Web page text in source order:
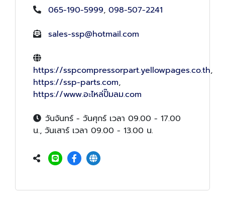
065-190-5999, 098-507-2241
sales-ssp@hotmail.com
https://sspcompressorpart.yellowpages.co.th,
https://ssp-parts.com,
https://www.อะไหล่ปั๊มลม.com
วันจันทร์ - วันศุกร์ เวลา 09.00 - 17.00
น., วันเสาร์ เวลา 09.00 - 13.00 น.